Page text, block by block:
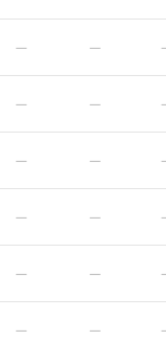
— —
— —
— —
— —
— —
— —